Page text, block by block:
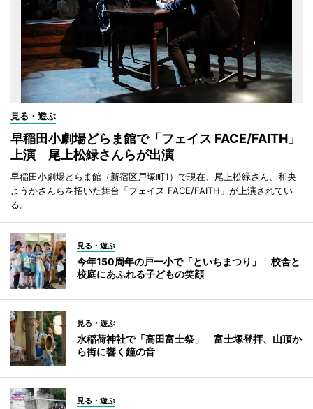
見る・遊ぶ
早稲田小劇場どらま館で「フェイス FACE/FAITH」
上演 尾上松緑さんらが出演
早稲田小劇場どらま館（新宿区戸塚町1）で現在、尾上松緑さん、和央
ようかさんらを招いた舞台「フェイス FACE/FAITH」が上演されてい
る。
見る・遊ぶ
今年150周年の戸一小で「といちまつり」 校舎と
校庭にあふれる子どもの笑顔
見る・遊ぶ
水稲荷神社で「高田富士祭」 富士塚登拝、山頂か
ら街に響く鐘の音
見る・遊ぶ